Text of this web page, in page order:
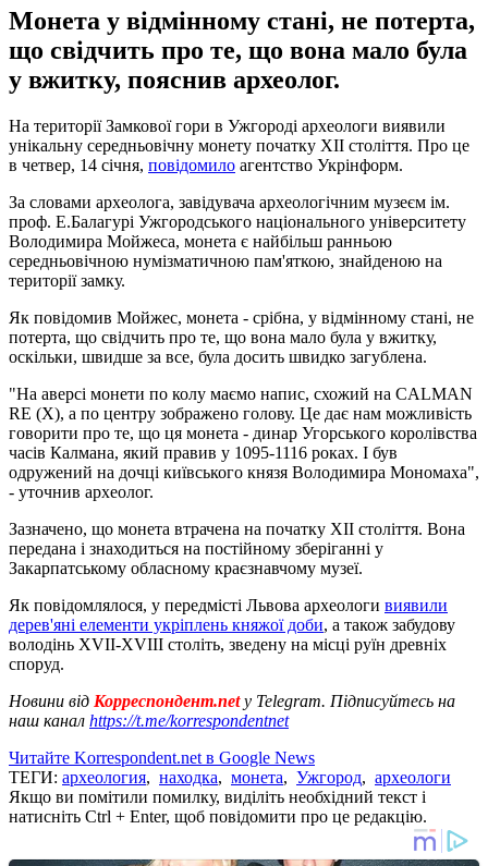
Монета у відмінному стані, не потерта,
що свідчить про те, що вона мало була
у вжитку, пояснив археолог.
На території Замкової гори в Ужгороді археологи виявили
унікальну середньовічну монету початку ХІІ століття. Про це
в четвер, 14 січня, повідомило агентство Укрінформ.
За словами археолога, завідувача археологічним музеєм ім.
проф. Е.Балагурі Ужгородського національного університету
Володимира Мойжеса, монета є найбільш ранньою
середньовічною нумізматичною пам'яткою, знайденою на
території замку.
Як повідомив Мойжес, монета - срібна, у відмінному стані, не
потерта, що свідчить про те, що вона мало була у вжитку,
оскільки, швидше за все, була досить швидко загублена.
"На аверсі монети по колу маємо напис, схожий на CALMAN
RE (X), а по центру зображено голову. Це дає нам можливість
говорити про те, що ця монета - динар Угорського королівства
часів Калмана, який правив у 1095-1116 роках. І був
одружений на дочці київського князя Володимира Мономаха",
- уточнив археолог.
Зазначено, що монета втрачена на початку ХІІ століття. Вона
передана і знаходиться на постійному зберіганні у
Закарпатському обласному краєзнавчому музеї.
Як повідомлялося, у передмісті Львова археологи виявили
дерев'яні елементи укріплень княжої доби, а також забудову
володінь XVII-XVIII століть, зведену на місці руїн древніх
споруд.
Новини від Корреспондент.netу Telegram. Підписуйтесь на
наш канал https://t.me/korrespondentnet
Читайте Korrespondent.net в Google News
ТЕГИ: археология, находка, монета, Ужгород, археологи
Якщо ви помітили помилку, виділіть необхідний текст і
натисніть Ctrl + Enter, щоб повідомити про це редакцію.